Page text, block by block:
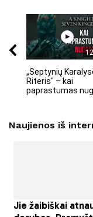
„Septynių
Riteris" – kai
paprastumas
Naujienos iš